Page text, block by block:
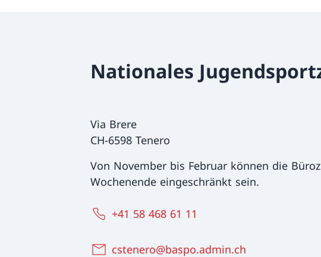
Nationales
Via Brere
CH-6598 Tenero
Von November bis Februar können die
Wochenende eingeschränkt sein.
+41 58 468 61 11
cstenero@baspo.admin.ch